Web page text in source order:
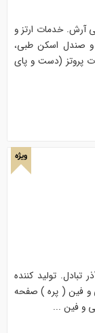
آرش. خدمات ارتز و
صندل اسکن طبی،
پروتز (دست و پای
ویژه
تولید کننده
مسی و فین ( پره ) صفحه